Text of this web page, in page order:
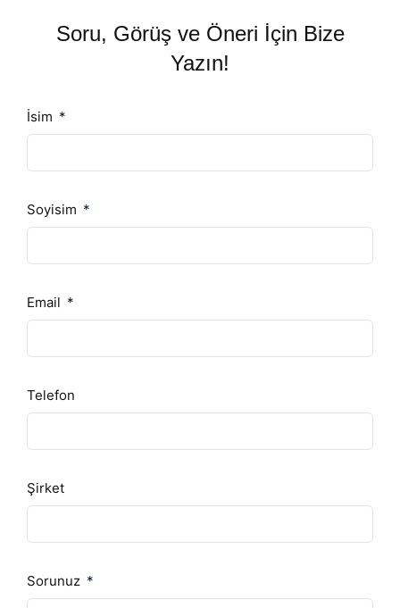
Soru, Görüş ve Öneri İçin Bize
Yazın!
İsim
Soyisim
Email
Telefon
Şirket
Sorunuz